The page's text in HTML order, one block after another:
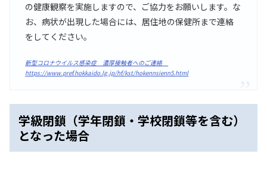
の健康観察を実施しますので、ご協力をお願いします。な
お、病状が出現した場合には、居住地の保健所まで連絡
をしてください。
新型コロナウイルス感染症 濃厚接触者へのご連絡
https://www.pref.hokkaido.lg.jp/hf/kst/hokennsienn5.html
学級閉鎖（学年閉鎖・学校閉鎖等を含む）
となった場合